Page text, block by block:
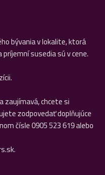
bývania v lokalite, ktorá
susedia sú v cene.
zaujímavá, chcete si
zodpovedať doplňujúce
čísle 0905 523 619 alebo